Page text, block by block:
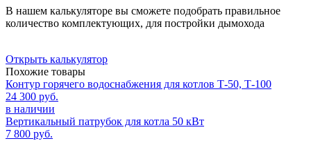
В нашем калькуляторе вы сможете подобрать правильное
количество комплектующих, для постройки дымохода
Открыть калькулятор
Похожие товары
Контур горячего водоснабжения для котлов Т-50, Т-100
24 300 руб.
в наличии
Вертикальный патрубок для котла 50 кВт
7 800 руб.